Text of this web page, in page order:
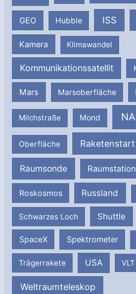
GEO Hubble ISS
Kamera Klimawandel
Kommunikationssatellit
Mars Marsoberfläche
Milchstraße Mond
Oberfläche Raketenstart
Raumsonde Raumstation
Roskosmos Russland
Schwarzes Loch Shuttle
SpaceX Spektrometer
Trägerrakete USA VLT
Weltraumteleskop